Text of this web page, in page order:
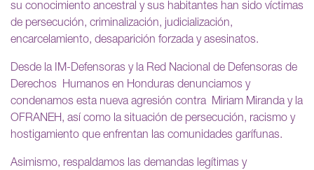
su conocimiento ancestral y sus habitantes han sido víctimas
de persecución, criminalización, judicialización,
encarcelamiento, desaparición forzada y asesinatos.
Desde la IM-Defensoras y la Red Nacional de Defensoras de
Derechos Humanos en Honduras denunciamos y
condenamos esta nueva agresión contra Miriam Miranda y la
OFRANEH, así como la situación de persecución, racismo y
hostigamiento que enfrentan las comunidades garífunas.
Asimismo, respaldamos las demandas legítimas y